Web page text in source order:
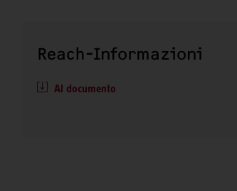
Reach-Informazioni
Al documento